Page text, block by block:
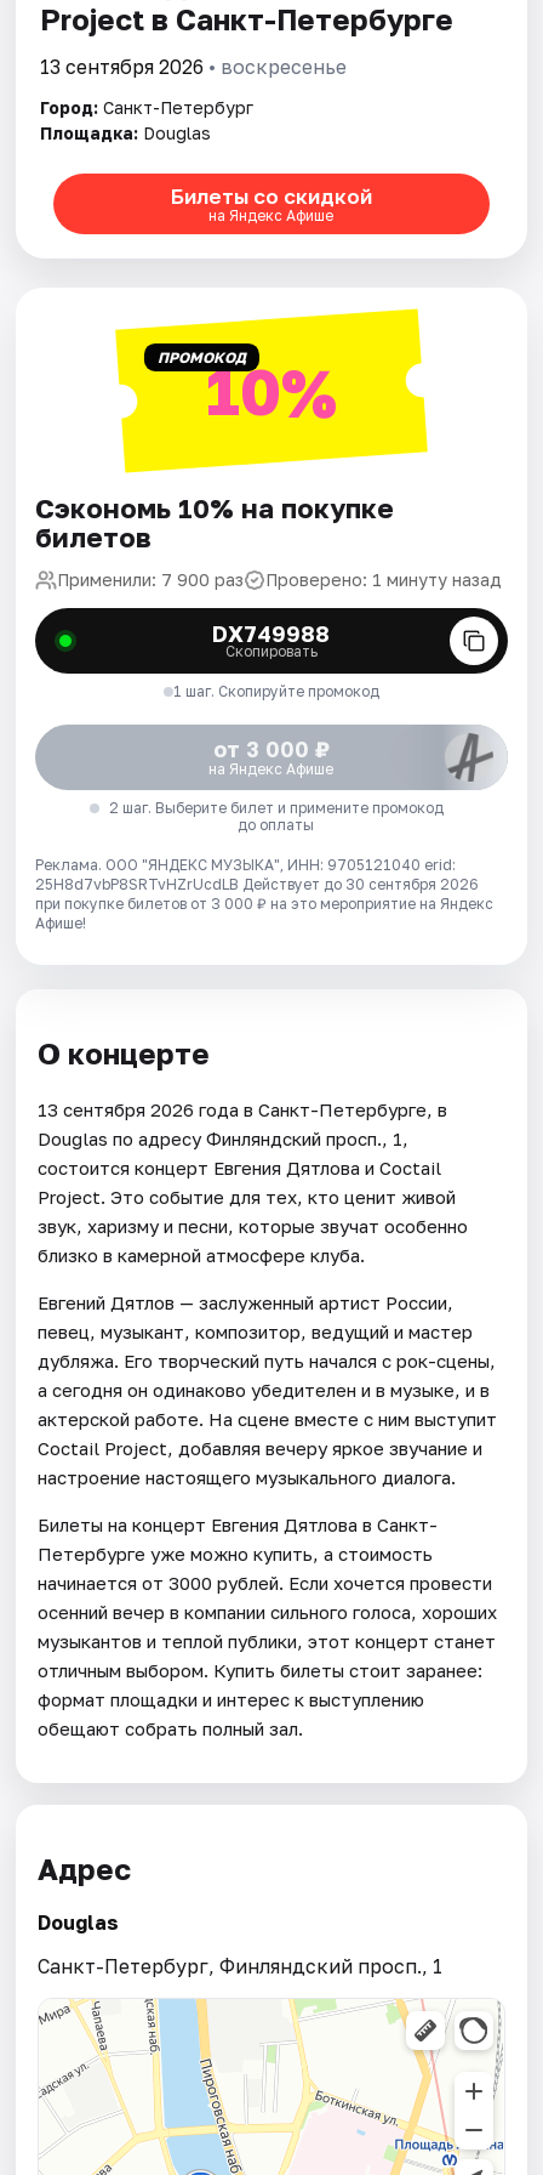
Города
Площадки
Артисты
Рейтинги
Project в Санкт-Петербурге
13 сентября 2026 • воскресенье
Город: Санкт-Петербург
Площадка: Douglas
Билеты со скидкой
на Яндекс Афише
ПРОМОКОД10%
Сэкономь 10% на покупке
билетов
Применили: 7 900 раз Проверено: 1 минуту назад
DX749988
Скопировать
1 шаг. Скопируйте промокод
от 3 000 ₽
на Яндекс Афише
2 шаг. Выберите билет и примените промокод
до оплаты
Реклама. ООО "ЯНДЕКС МУЗЫКА", ИНН: 9705121040 erid:
25H8d7vbP8SRTvHZrUcdLB Действует до 30 сентября 2026
при покупке билетов от 3 000 ₽ на это мероприятие на Яндекс
Афише!
О концерте
13 сентября 2026 года в Санкт-Петербурге, в
Douglas по адресу Финляндский просп., 1,
состоится концерт Евгения Дятлова и Coctail
Project. Это событие для тех, кто ценит живой
звук, харизму и песни, которые звучат особенно
близко в камерной атмосфере клуба.
Евгений Дятлов — заслуженный артист России,
певец, музыкант, композитор, ведущий и мастер
дубляжа. Его творческий путь начался с рок-сцены,
а сегодня он одинаково убедителен и в музыке, и в
актерской работе. На сцене вместе с ним выступит
Coctail Project, добавляя вечеру яркое звучание и
настроение настоящего музыкального диалога.
Билеты на концерт Евгения Дятлова в Санкт-
Петербурге уже можно купить, а стоимость
начинается от 3000 рублей. Если хочется провести
осенний вечер в компании сильного голоса, хороших
музыкантов и теплой публики, этот концерт станет
отличным выбором. Купить билеты стоит заранее:
формат площадки и интерес к выступлению
обещают собрать полный зал.
Адрес
Douglas
Санкт-Петербург, Финляндский просп., 1